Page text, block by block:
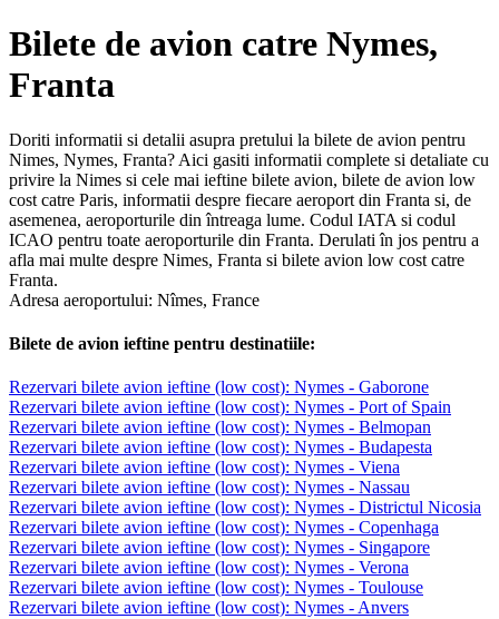
Bilete de avion catre Nymes,
Franta
Doriti informatii si detalii asupra pretului la bilete de avion pentru
Nimes, Nymes, Franta? Aici gasiti informatii complete si detaliate cu
privire la Nimes si cele mai ieftine bilete avion, bilete de avion low
cost catre Paris, informatii despre fiecare aeroport din Franta si, de
asemenea, aeroporturile din întreaga lume. Codul IATA si codul
ICAO pentru toate aeroporturile din Franta. Derulati în jos pentru a
afla mai multe despre Nimes, Franta si bilete avion low cost catre
Franta.
Adresa aeroportului: Nîmes, France
Bilete de avion ieftine pentru destinatiile:
Rezervari bilete avion ieftine (low cost): Nymes - Gaborone
Rezervari bilete avion ieftine (low cost): Nymes - Port of Spain
Rezervari bilete avion ieftine (low cost): Nymes - Belmopan
Rezervari bilete avion ieftine (low cost): Nymes - Budapesta
Rezervari bilete avion ieftine (low cost): Nymes - Viena
Rezervari bilete avion ieftine (low cost): Nymes - Nassau
Rezervari bilete avion ieftine (low cost): Nymes - Districtul Nicosia
Rezervari bilete avion ieftine (low cost): Nymes - Copenhaga
Rezervari bilete avion ieftine (low cost): Nymes - Singapore
Rezervari bilete avion ieftine (low cost): Nymes - Verona
Rezervari bilete avion ieftine (low cost): Nymes - Toulouse
Rezervari bilete avion ieftine (low cost): Nymes - Anvers